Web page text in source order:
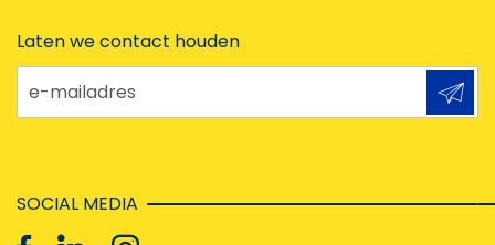
Laten we contact houden
e-mailadres
SOCIAL MEDIA